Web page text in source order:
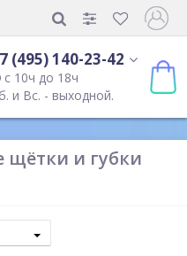
(495) 140-23-42
с 10ч до 18ч
и Вс. - выходной.
щётки и губки